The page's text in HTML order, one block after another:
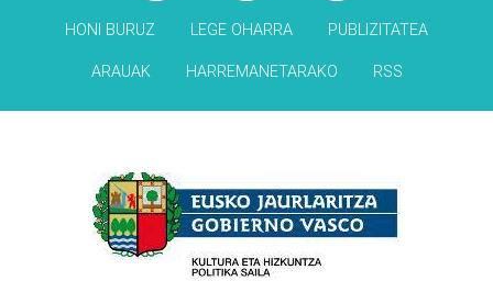
HONI BURUZ LEGE OHARRA PUBLIZITATEA
ARAUAK HARREMANETARAKO RSS